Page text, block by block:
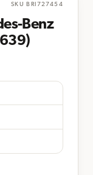
SKU BRI727454
Benz